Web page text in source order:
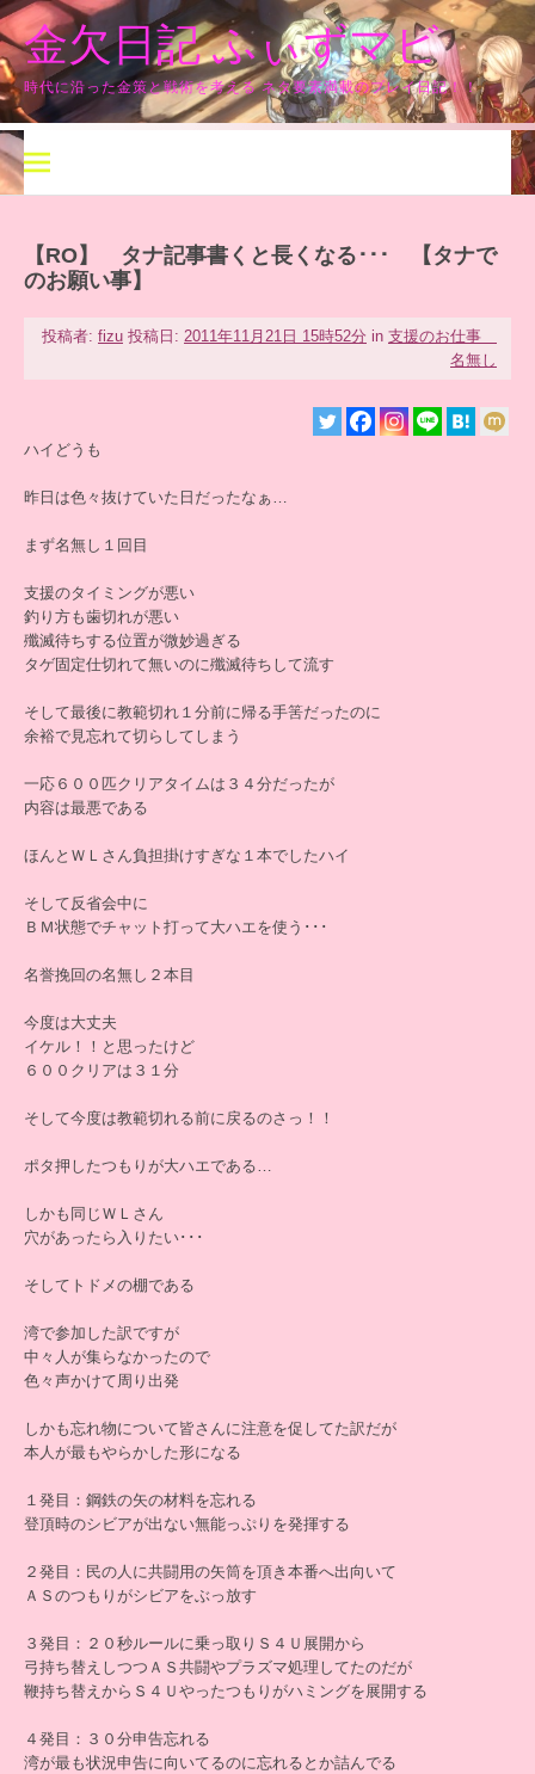
コ
ン
テ
ン
ツ
へ
ス
キ
ッ
金欠日記 ふぃずマビ
時代に沿った金策と戦術を考える ネタ要素満載のプレイ日記！！
【RO】 タナ記事書くと長くなる･･･ 【タナで
のお願い事】
投稿者: fizu 投稿日: 2011年11月21日 15時52分 in 支援のお仕事
名無し
ハイどうも
昨日は色々抜けていた日だったなぁ…
まず名無し１回目
支援のタイミングが悪い
釣り方も歯切れが悪い
殲滅待ちする位置が微妙過ぎる
タゲ固定仕切れて無いのに殲滅待ちして流す
そして最後に教範切れ１分前に帰る手筈だったのに
余裕で見忘れて切らしてしまう
一応６００匹クリアタイムは３４分だったが
内容は最悪である
ほんとＷＬさん負担掛けすぎな１本でしたハイ
そして反省会中に
ＢＭ状態でチャット打って大ハエを使う･･･
名誉挽回の名無し２本目
今度は大丈夫
イケル！！と思ったけど
６００クリアは３１分
そして今度は教範切れる前に戻るのさっ！！
ポタ押したつもりが大ハエである…
しかも同じＷＬさん
穴があったら入りたい･･･
そしてトドメの棚である
湾で参加した訳ですが
中々人が集らなかったので
色々声かけて周り出発
しかも忘れ物について皆さんに注意を促してた訳だが
本人が最もやらかした形になる
１発目：鋼鉄の矢の材料を忘れる
登頂時のシビアが出ない無能っぷりを発揮する
２発目：民の人に共闘用の矢筒を頂き本番へ出向いて
ＡＳのつもりがシビアをぶっ放す
３発目：２０秒ルールに乗っ取りＳ４Ｕ展開から
弓持ち替えしつつＡＳ共闘やプラズマ処理してたのだが
鞭持ち替えからＳ４Ｕやったつもりがハミングを展開する
４発目：３０分申告忘れる
湾が最も状況申告に向いてるのに忘れるとか詰んでる